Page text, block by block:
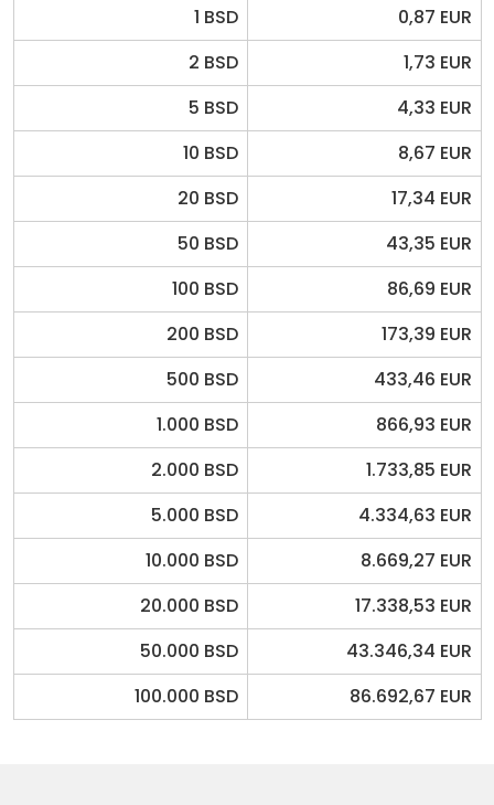
1 BSD
0,87 EUR
2 BSD
1,73 EUR
5 BSD
4,33 EUR
10 BSD
8,67 EUR
20 BSD
17,34 EUR
50 BSD
43,35 EUR
100 BSD
86,69 EUR
200 BSD
173,39 EUR
500 BSD
433,46 EUR
1.000 BSD
866,93 EUR
2.000 BSD
1.733,85 EUR
5.000 BSD
4.334,63 EUR
10.000 BSD
8.669,27 EUR
20.000 BSD
17.338,53 EUR
50.000 BSD
43.346,34 EUR
100.000 BSD
86.692,67 EUR